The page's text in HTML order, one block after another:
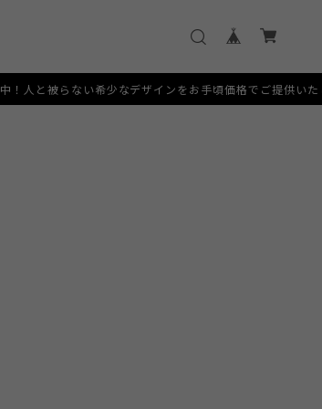
少なデザインをお手頃価格でご提供いたします。